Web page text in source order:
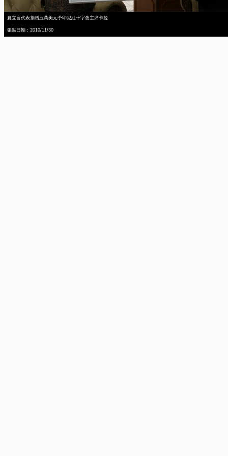
夏立言代表捐贈五萬美元予印尼紅十字會主席卡拉
張貼日期：2010/11/30